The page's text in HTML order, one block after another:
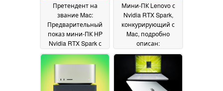
Претендент на
звание Mac:
Предварительный
показ мини-ПК HP
Nvidia RTX Spark с
портами ConnectX-7
и до 128 ГБ ОЗУ08
Мини-ПК Lenovo с
Nvidia RTX Spark,
конкурирующий с
Mac, подробно
описан:
Неожиданный выбор
портов, до 128 ГБ
ОЗУ08 June 2026